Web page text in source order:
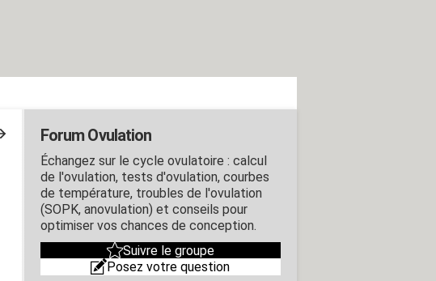
Forum Ovulation
Échangez sur le cycle ovulatoire : calcul
de l'ovulation, tests d'ovulation, courbes
de température, troubles de l'ovulation
(SOPK, anovulation) et conseils pour
optimiser vos chances de conception.
Suivre le groupe
Posez votre question